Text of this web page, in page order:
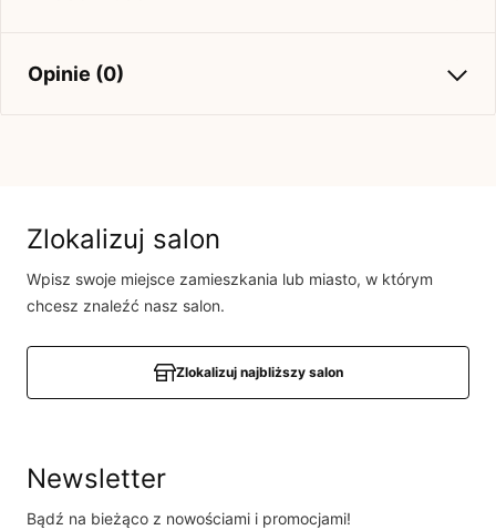
Opinie (0)
Bądź pierwszą osobą, która podzieli się opinią o tym
Powiadomienie
Zlokalizuj salon
Wpisz swoje miejsce zamieszkania lub miasto, w którym
chcesz znaleźć nasz salon.
Zlokalizuj najbliższy salon
Newsletter
Bądź na bieżąco z nowościami i promocjami!